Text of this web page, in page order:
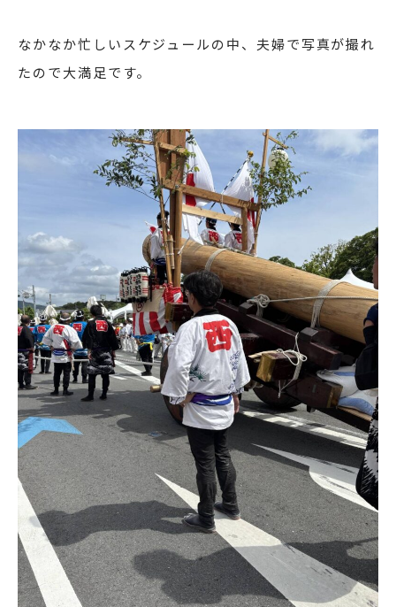
なかなか忙しいスケジュールの中、夫婦で写真が撮れ
たので大満足です。